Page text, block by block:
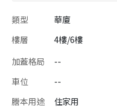
類型 華廈
樓層
4樓/6樓
加蓋格局
--
車位
--
謄本用途
住家用